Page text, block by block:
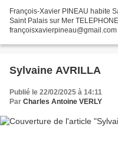
François-Xavier PINEAU habite
Saint Palais sur Mer
Xavier...
Sylvaine AVRILLA
Publié le 22/02/2025 à 14:11
Par Charles Antoine VERLY